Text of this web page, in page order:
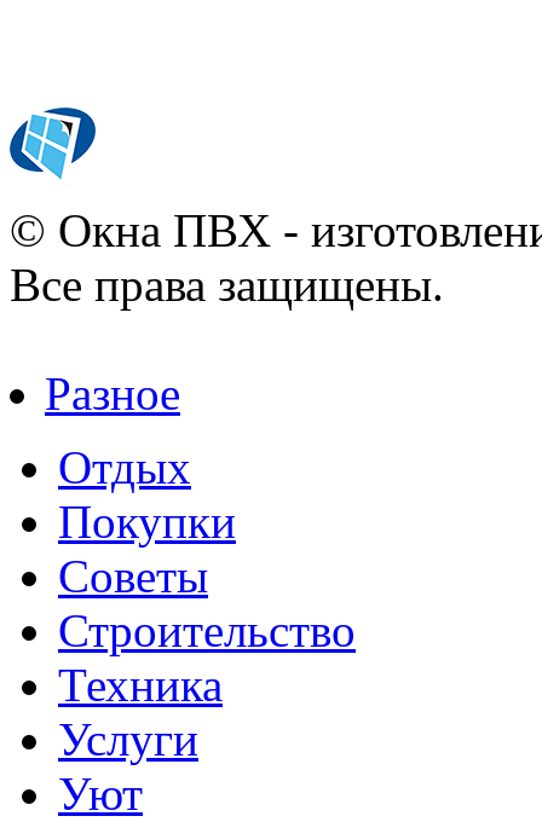
© Окна ПВХ -
Все права защищены.
Разное
Отдых
Покупки
Советы
Строительство
Техника
Услуги
Уют